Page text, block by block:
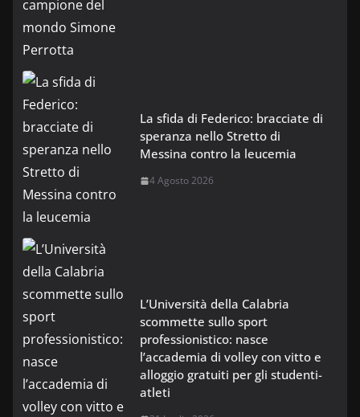
La sfida di Federico: bracciate di
speranza nello Stretto di
Messina contro la leucemia
4 Agosto 2026
L’Università della Calabria
scommette sullo sport
professionistico: nasce
l’accademia di volley con vitto e
alloggio gratuiti per gli studenti-
atleti